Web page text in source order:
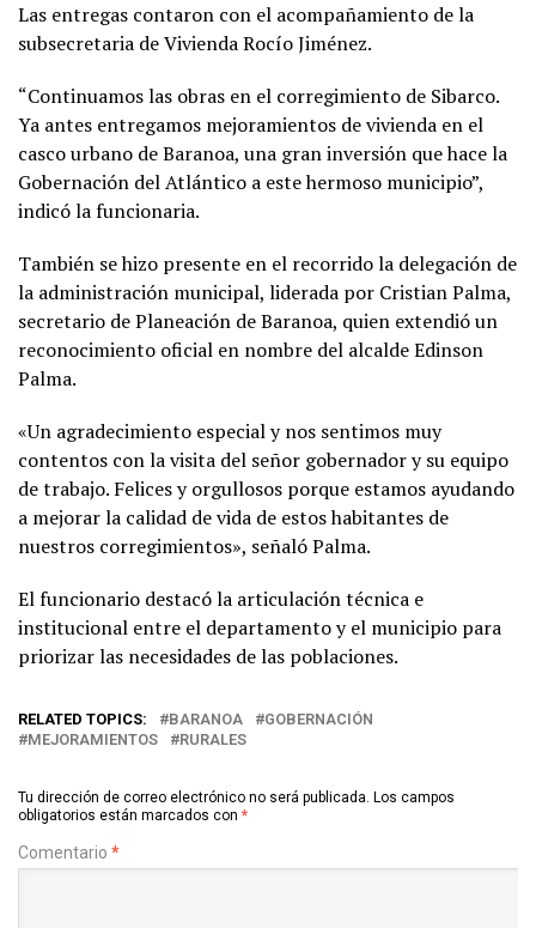
Las entregas contaron con el acompañamiento de la
subsecretaria de Vivienda Rocío Jiménez.
“Continuamos las obras en el corregimiento de Sibarco.
Ya antes entregamos mejoramientos de vivienda en el
casco urbano de Baranoa, una gran inversión que hace la
Gobernación del Atlántico a este hermoso municipio”,
indicó la funcionaria.
También se hizo presente en el recorrido la delegación de
la administración municipal, liderada por Cristian Palma,
secretario de Planeación de Baranoa, quien extendió un
reconocimiento oficial en nombre del alcalde Edinson
Palma.
«Un agradecimiento especial y nos sentimos muy
contentos con la visita del señor gobernador y su equipo
de trabajo. Felices y orgullosos porque estamos ayudando
a mejorar la calidad de vida de estos habitantes de
nuestros corregimientos», señaló Palma.
El funcionario destacó la articulación técnica e
institucional entre el departamento y el municipio para
priorizar las necesidades de las poblaciones.
RELATED TOPICS: BARANOA
GOBERNACIÓN
MEJORAMIENTOS
RURALES
Tu dirección de correo electrónico no será publicada. Los campos
obligatorios están marcados con *
Comentario *